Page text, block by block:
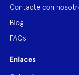
Contacte con
Blog
FAQs
Enlaces